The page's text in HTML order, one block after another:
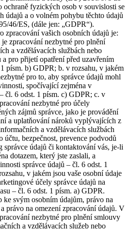
ochraně fyzických osob v souvislosti se
údajů a o volném pohybu těchto údajů
46/ES, (dále jen: „GDPR“).
zpracování vašich osobních údajů je:
zpracování nezbytné pro plnění
a vzdělávacích službách nebo
pro přijetí opatření před uzavřením
písm. b) GDPR; b. v rozsahu, v jakém
pro to, aby správce údajů mohl
spočívající zejména v
čl. 6 odst. 1 písm. c) GDPR; c. v
nezbytné pro účely
zájmů správce, jako je provádění
a uplatňování nároků vyplývajících z
a vzdělávacích službách
účtu, bezpečnost, prevence podvodů
správce údajů či kontaktování vás, je-li
dotazem, který jste zaslali, a
správce údajů – čl. 6 odst. 1
v jakém jsou vaše osobní údaje
účely správce údajů na
– čl. 6 odst. 1 písm. a) GDPR.
ke svým osobním údajům, právo na
právo na omezení zpracování údajů. V
nezbytné pro plnění smlouvy
a vzdělávacích služeb nebo